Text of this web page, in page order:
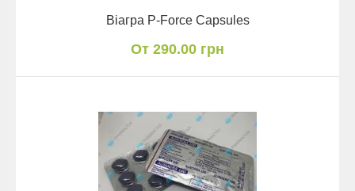
Віагра P-Force Capsules
От 290.00 грн